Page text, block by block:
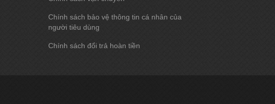
Chính sách bảo vệ thông tin cá nhân của
người tiêu dùng
Chính sách đổi trả hoàn tiền